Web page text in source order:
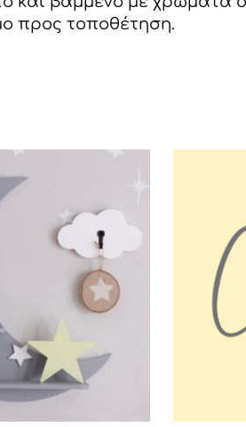
προς τοποθέτηση.